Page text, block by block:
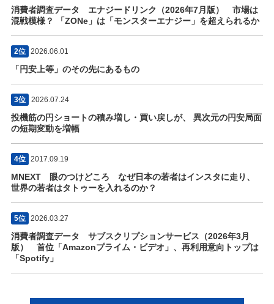
消費者調査データ エナジードリンク（2026年7月版） 市場は
混戦模様？ 「ZONe」は「モンスターエナジー」を超えられるか
2位 2026.06.01
「円安上等」のその先にあるもの
3位 2026.07.24
投機筋の円ショートの積み増し・買い戻しが、 異次元の円安局面
の短期変動を増幅
4位 2017.09.19
MNEXT 眼のつけどころ なぜ日本の若者はインスタに走り、
世界の若者はタトゥーを入れるのか？
5位 2026.03.27
消費者調査データ サブスクリプションサービス（2026年3月
版） 首位「Amazonプライム・ビデオ」、再利用意向トップは
「Spotify」